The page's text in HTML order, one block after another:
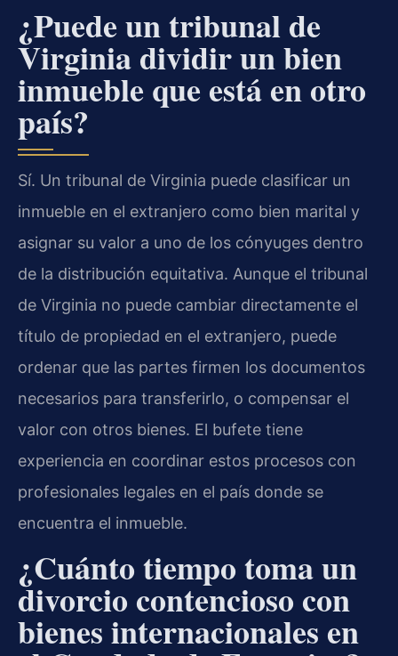
¿Puede un tribunal de
Virginia dividir un bien
inmueble que está en otro
país?
Sí. Un tribunal de Virginia puede clasificar un
inmueble en el extranjero como bien marital y
asignar su valor a uno de los cónyuges dentro
de la distribución equitativa. Aunque el tribunal
de Virginia no puede cambiar directamente el
título de propiedad en el extranjero, puede
ordenar que las partes firmen los documentos
necesarios para transferirlo, o compensar el
valor con otros bienes. El bufete tiene
experiencia en coordinar estos procesos con
profesionales legales en el país donde se
encuentra el inmueble.
¿Cuánto tiempo toma un
divorcio contencioso con
bienes internacionales en